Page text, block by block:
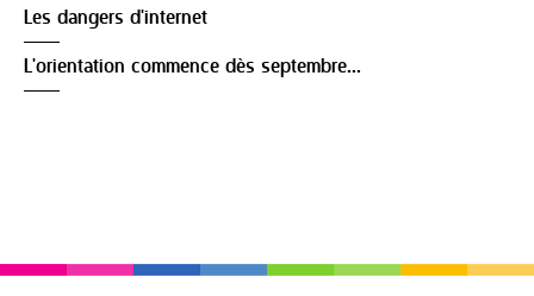
Les dangers d'internet
L'orientation commence dès septembre...